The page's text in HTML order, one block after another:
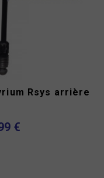
Rsys arrière
€